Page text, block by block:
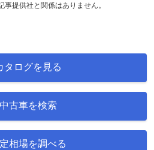
提供社と関係はありません。
タログを見る
中古車を検索
相場を調べる